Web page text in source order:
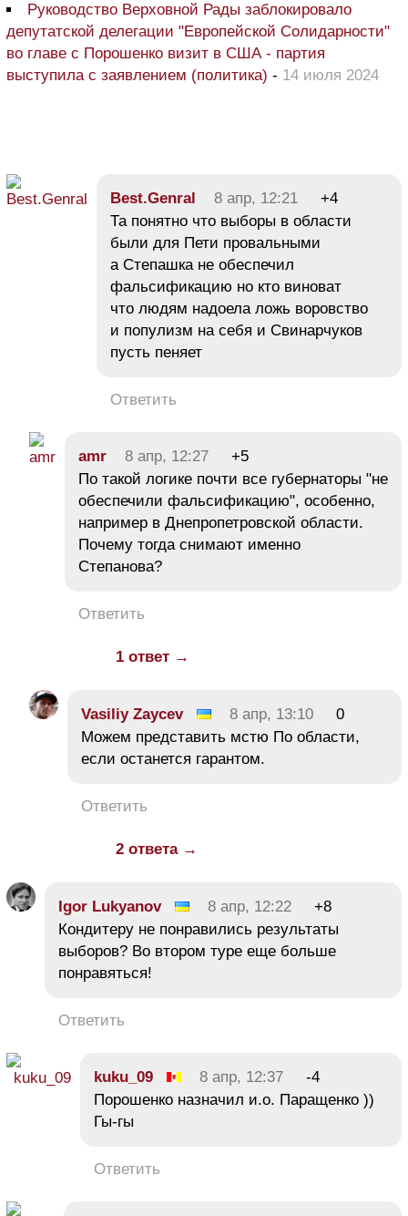
Руководство Верховной Рады заблокировало
депутатской делегации "Европейской Солидарности"
во главе с Порошенко визит в США - партия
выступила с заявлением (политика) - 14 июля 2024
Best.Genral 8 апр, 12:21
+4
Та понятно что выборы в области
были для Пети провальными
а Степашка не обеспечил
фальсификацию но кто виноват
что людям надоела ложь воровство
и популизм на себя и Свинарчуков
пусть пеняет
Ответить
amr 8 апр, 12:27
+5
По такой логике почти все губернаторы "не
обеспечили фальсификацию", особенно,
например в Днепропетровской области.
Почему тогда снимают именно
Степанова?
Ответить
1 ответ →
Vasiliy Zaycev 8 апр, 13:10
0
Можем представить мстю По области,
если останется гарантом.
Ответить
2 ответа →
Igor Lukyanov 8 апр, 12:22
+8
Кондитеру не понравились результаты
выборов? Во втором туре еще больше
понравяться!
Ответить
kuku_09 8 апр, 12:37
-4
Порошенко назначил и.о. Паращенко ))
Гы-гы
Ответить